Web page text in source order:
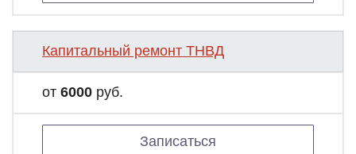
Капитальный ремонт ТНВД
от 6000 руб.
Записаться